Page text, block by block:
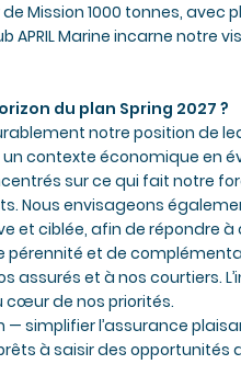
Mission 1000 tonnes, avec
APRIL Marine incarne notre
du plan Spring 2027 ?
notre position de
contexte économique en
sur ce qui fait notre
Nous envisageons
et ciblée, afin de répondre
et de
assurés et à nos courtiers.
cœur de nos priorités.
simplifier l’assurance
à saisir des opportunités